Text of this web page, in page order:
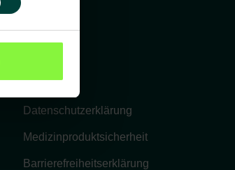
Impressum
Datenschutzerklärung
Medizinproduktsicherheit
Barrierefreiheitserklärung